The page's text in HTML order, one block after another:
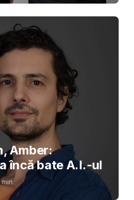
Amber:
încă bate A.I.-ul
min